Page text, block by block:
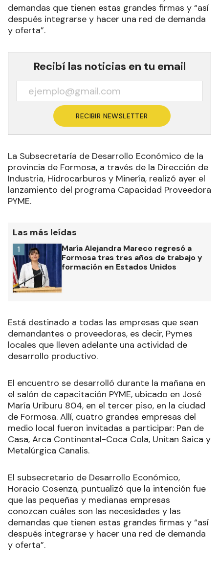
demandas que tienen estas grandes firmas y “así
después integrarse y hacer una red de demanda
y oferta”.
Recibí las noticias en tu email
RECIBIR NEWSLETTER
La Subsecretaría de Desarrollo Económico de la
provincia de Formosa, a través de la Dirección de
Industria, Hidrocarburos y Minería, realizó ayer el
lanzamiento del programa Capacidad Proveedora
PYME.
Las más leídas
María Alejandra Mareco regresó a
Formosa tras tres años de trabajo y
formación en Estados Unidos
1
Está destinado a todas las empresas que sean
demandantes o proveedoras, es decir, Pymes
locales que lleven adelante una actividad de
desarrollo productivo.
El encuentro se desarrolló durante la mañana en
el salón de capacitación PYME, ubicado en José
María Uriburu 804, en el tercer piso, en la ciudad
de Formosa. Allí, cuatro grandes empresas del
medio local fueron invitadas a participar: Pan de
Casa, Arca Continental-Coca Cola, Unitan Saica y
Metalúrgica Canalis.
El subsecretario de Desarrollo Económico,
Horacio Cosenza, puntualizó que la intención fue
que las pequeñas y medianas empresas
conozcan cuáles son las necesidades y las
demandas que tienen estas grandes firmas y “así
después integrarse y hacer una red de demanda
y oferta”.